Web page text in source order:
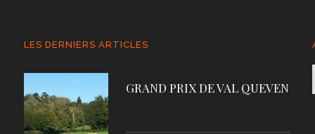
LES DERNIERS ARTICLES
GRAND PRIX DE VAL QUEVEN